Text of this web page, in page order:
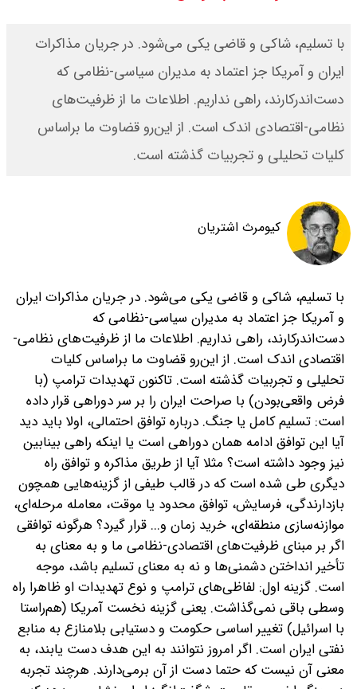
با تسلیم، شاکی و قاضی یکی می‌شود. در جریان مذاکرات
ایران و آمریکا جز اعتماد به مدیران سیاسی-‌نظامی که
دست‌اندرکارند، راهی نداریم. اطلاعات ما از ظرفیت‌های
نظامی-اقتصادی اندک است. از این‌رو قضاوت ما بر‌اساس
کلیات تحلیلی و تجربیات گذشته است.
کیومرث اشتریان
با تسلیم، شاکی و قاضی یکی می‌شود. در جریان مذاکرات ایران
و آمریکا جز اعتماد به مدیران سیاسی-‌نظامی که
دست‌اندرکارند، راهی نداریم. اطلاعات ما از ظرفیت‌های نظامی-
اقتصادی اندک است. از این‌رو قضاوت ما بر‌اساس کلیات
تحلیلی و تجربیات گذشته است. تاکنون تهدیدات ترامپ (با
فرض واقعی‌بودن) با صراحت ایران را بر سر دوراهی قرار داده
است: تسلیم کامل یا جنگ. درباره توافق احتمالی، اولا‌ باید دید
‌آیا این توافق ادامه همان دوراهی است یا اینکه راهی بینابین
نیز وجود داشته است؟ مثلا آیا از طریق مذاکره و توافق راه
دیگری طی شده است که در قالب طیفی از گزینه‌هایی همچون
بازدارندگی، فرسایش، توافق محدود یا موقت، معامله مرحله‌ای،
موازنه‌سازی منطقه‌ای، خرید زمان و... قرار گیرد؟ هرگونه توافقی
اگر بر مبنای ظرفیت‌های اقتصادی-نظامی ما و به معنای به
تأخیر انداختن دشمنی‌ها و نه به معنای تسلیم باشد، موجه
است. گزینه اول: لفاظی‌های ترامپ و نوع تهدیدات او ظاهرا راه
وسطی باقی نمی‌گذاشت. یعنی گزینه نخست آمریکا (هم‌راستا
با اسرائیل) تغییر اساسی حکومت و دستیابی بلامنازع به منابع
نفتی ایران است. اگر امروز نتوانند به این هدف دست یابند، به
معنی آن نیست که حتما دست از آن بر‌می‌دارند. هرچند تجربه